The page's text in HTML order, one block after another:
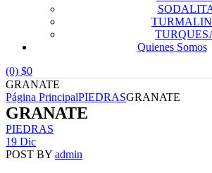
Quienes Somos
(0) $0
GRANATE
Página PrincipalPIEDRASGRANATE
GRANATE
Categories
PIEDRAS
19 Dic
POST BY admin